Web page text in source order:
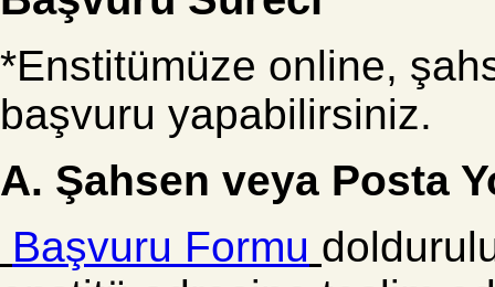
*Enstitümüze online,
başvuru yapabilirsiniz.
A. Şahsen veya Posta
Başvuru Formu